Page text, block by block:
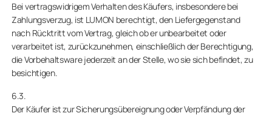
Bei vertragswidrigem Verhalten des Käufers, insbesondere bei
Zahlungsverzug, ist LUMON berechtigt, den Liefergegenstand
nach Rücktritt vom Vertrag, gleich ob er unbearbeitet oder
verarbeitet ist, zurückzunehmen, einschließlich der Berechtigung,
die Vorbehaltsware jederzeit an der Stelle, wo sie sich befindet, zu
besichtigen.
6.3.
Der Käufer ist zur Sicherungsübereignung oder Verpfändung der